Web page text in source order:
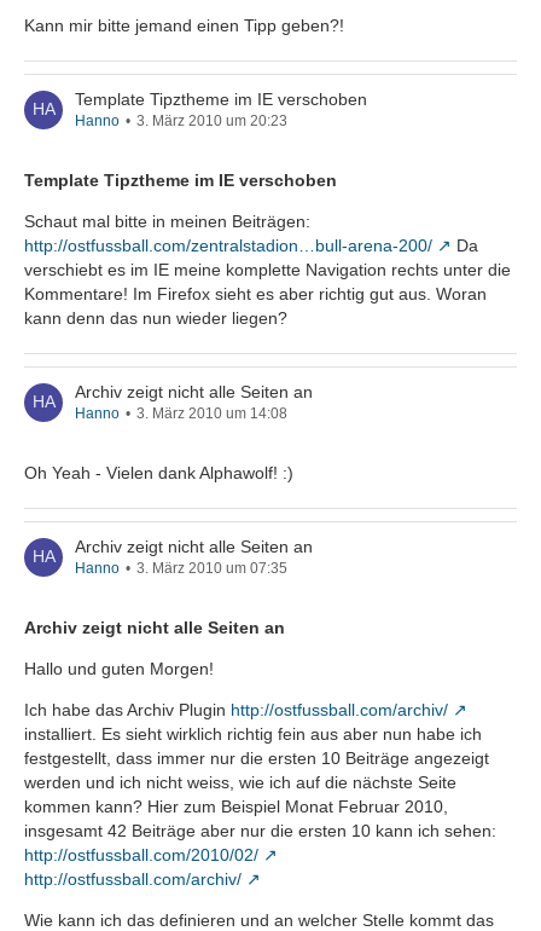
Kann mir bitte jemand einen Tipp geben?!
Template Tipztheme im IE verschoben
Hanno 3. März 2010 um 20:23
Template Tipztheme im IE verschoben
Schaut mal bitte in meinen Beiträgen:
http://ostfussball.com/zentralstadion…bull-arena-200/
Da
verschiebt es im IE meine komplette Navigation rechts unter die
Kommentare! Im Firefox sieht es aber richtig gut aus. Woran
kann denn das nun wieder liegen?
Archiv zeigt nicht alle Seiten an
Hanno 3. März 2010 um 14:08
Oh Yeah - Vielen dank Alphawolf! :)
Archiv zeigt nicht alle Seiten an
Hanno 3. März 2010 um 07:35
Archiv zeigt nicht alle Seiten an
Hallo und guten Morgen!
Ich habe das Archiv Plugin http://ostfussball.com/archiv/
installiert. Es sieht wirklich richtig fein aus aber nun habe ich
festgestellt, dass immer nur die ersten 10 Beiträge angezeigt
werden und ich nicht weiss, wie ich auf die nächste Seite
kommen kann? Hier zum Beispiel Monat Februar 2010,
insgesamt 42 Beiträge aber nur die ersten 10 kann ich sehen:
http://ostfussball.com/2010/02/
http://ostfussball.com/archiv/
Wie kann ich das definieren und an welcher Stelle kommt das